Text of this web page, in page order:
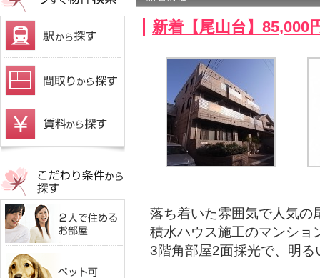
新着【尾山台】
落ち着いた雰囲気で人気の
積水ハウス施工のマンショ
3階角部屋2面採光で、明る